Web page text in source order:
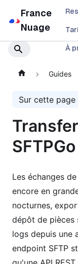
France
Nuage
À
Guides
Sur cette page
SFTPGo
Les échanges
encore en
nocturnes,
dépôt de pièces
logs depuis une
endpoint SFTP